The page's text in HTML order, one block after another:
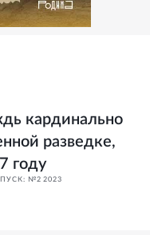
кардинально
разведке,
году
№2 2023